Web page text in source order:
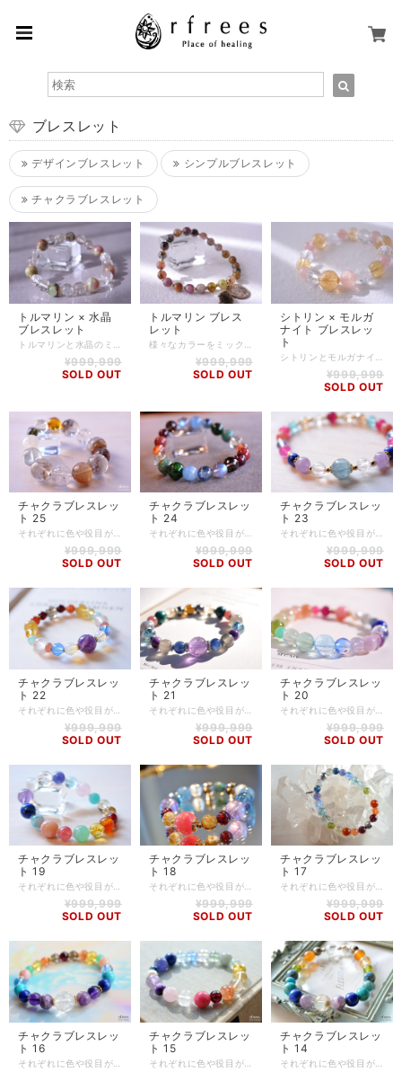
ブレスレット
デザインブレスレット シンプルブレスレット
チャクラブレスレット
トルマリン × 水晶
ブレスレット
¥999,999
SOLD OUT
トルマリン ブレス
レット
¥999,999
SOLD OUT
シトリン × モルガ
ナイト ブレスレッ
ト
¥999,999
SOLD OUT
チャクラブレスレッ
ト 25
¥999,999
SOLD OUT
チャクラブレスレッ
ト 24
¥999,999
SOLD OUT
チャクラブレスレッ
ト 23
¥999,999
SOLD OUT
チャクラブレスレッ
ト 22
¥999,999
SOLD OUT
チャクラブレスレッ
ト 21
¥999,999
SOLD OUT
チャクラブレスレッ
ト 20
¥999,999
SOLD OUT
チャクラブレスレッ
ト 19
¥999,999
SOLD OUT
チャクラブレスレッ
ト 18
¥999,999
SOLD OUT
チャクラブレスレッ
ト 17
¥999,999
SOLD OUT
チャクラブレスレッ
ト 16
チャクラブレスレッ
ト 15
チャクラブレスレッ
ト 14